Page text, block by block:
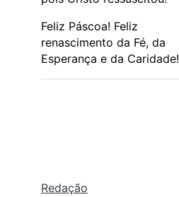
Feliz Páscoa! Feliz
renascimento da Fé, da
Esperança e da Caridade!
Redação